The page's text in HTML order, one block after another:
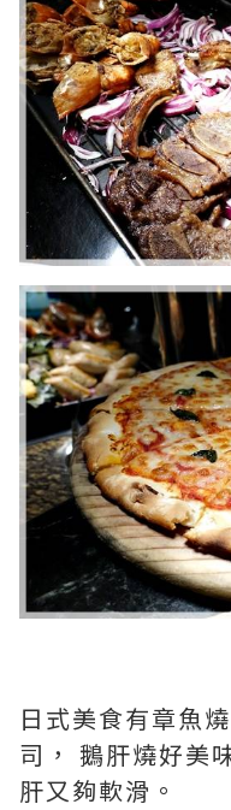
日式美食有章魚
司， 鵝肝燒好美
肝又夠軟滑。